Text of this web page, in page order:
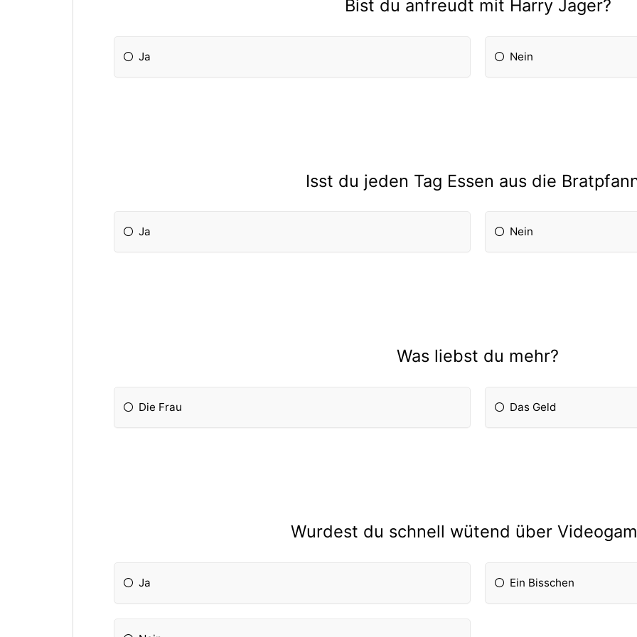
Bist du anfreudt mit Harry Jager?
Ja Nein
Isst du jeden Tag Essen aus die
Ja Nein
Was liebst du mehr?
Die Frau Das Geld
Wurdest du schnell wütend über
Ja Ein Bisschen